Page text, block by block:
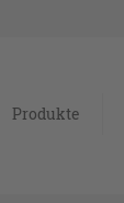
Produkte